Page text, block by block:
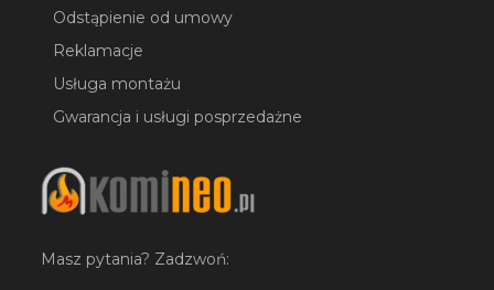
Odstąpienie od umowy
Reklamacje
Usługa montażu
Gwarancja i usługi posprzedażne
Masz pytania? Zadzwoń: